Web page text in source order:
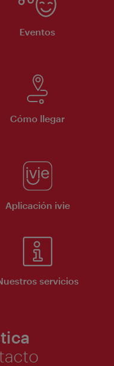
Eventos
Cómo llegar
Aplicación ivie
servicios